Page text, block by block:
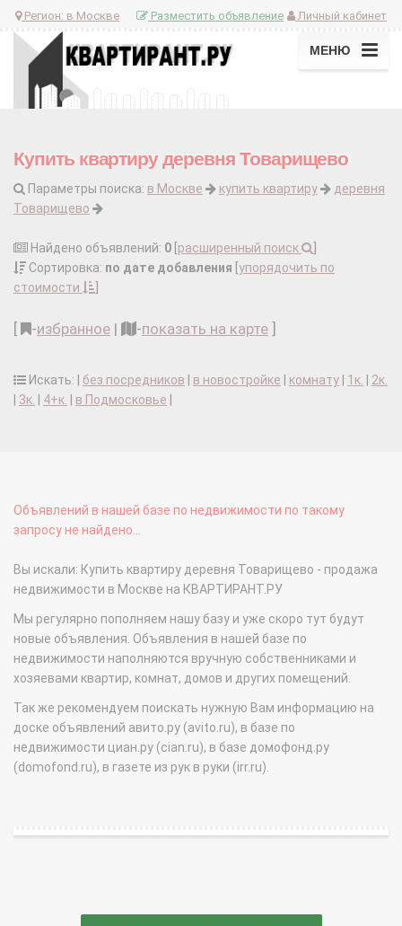
Регион: в Москве Личный кабинет
Разместить объявление
МЕНЮ
Купить квартиру деревня Товарищево
Параметры поиска: в Москве купить квартиру
деревня
Товарищево
Найдено объявлений: 0 расширенный поиск
Сортировка: по дате добавления упорядочить по
стоимости
-избранное | -показать на карте
Искать: | без посредников в новостройке комнату 1к.
2к.
3к. 4+к. в Подмосковье
Объявлений в нашей базе по недвижимости по такому
запросу не найдено...
Вы искали: Купить квартиру деревня Товарищево - продажа
недвижимости в Москве на КВАРТИРАНТ.РУ
Мы регулярно пополняем нашу базу и уже скоро тут будут
новые объявления. Объявления в нашей базе по
недвижимости наполняются вручную собственниками и
хозяевами квартир, комнат, домов и других помещений.
Так же рекомендуем поискать нужную Вам информацию на
доске объявлений авито.ру (avito.ru), в базе по
недвижимости циан.ру (cian.ru), в базе домофонд.ру
(domofond.ru), в газете из рук в руки (irr.ru).